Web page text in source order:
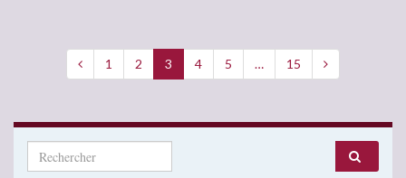
1 2 3 4 5 … 15
Search for: